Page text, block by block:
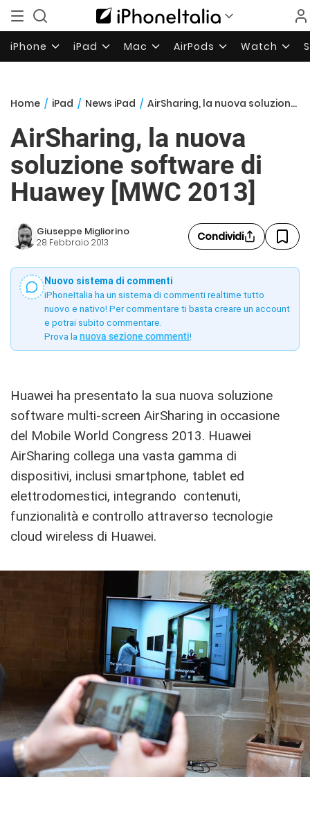
iPhone iPad Mac AirPods Watch
Home / iPad / News iPad / AirSharing, la nuova soluzione software di Huawey [MWC 2013]
AirSharing, la nuova
soluzione software di
Huawey [MWC 2013]
Giuseppe Migliorino
28 Febbraio 2013 Condividi
Nuovo sistema di commenti
iPhoneItalia ha un sistema di commenti realtime tutto
nuovo e nativo! Per commentare ti basta creare un account
e potrai subito commentare.
Prova la nuova sezione commenti!
Huawei ha presentato la sua nuova soluzione
software multi-screen AirSharing in occasione
del Mobile World Congress 2013. Huawei
AirSharing collega una vasta gamma di
dispositivi, inclusi smartphone, tablet ed
elettrodomestici, integrando contenuti,
funzionalità e controllo attraverso tecnologie
cloud wireless di Huawei.